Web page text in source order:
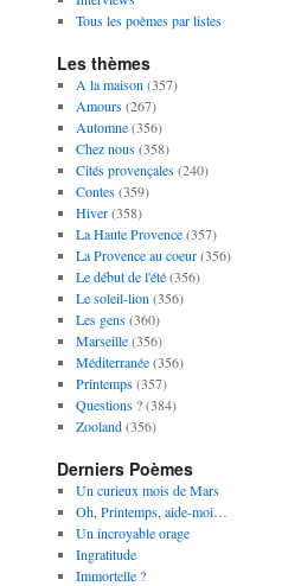
Tous les poèmes par listes
Les thèmes
A la maison (357)
Amours(267)
Automne(356)
Chez nous(358)
Cités provençales(240)
Contes(359)
Hiver(358)
La Haute Provence(357)
La Provence au coeur(356)
Le début de l'été(356)
Le soleil-lion (356)
Les gens(360)
Marseille(356)
Méditerranée(356)
Printemps(357)
Questions ?(384)
Zooland(356)
Derniers Poèmes
Un curieux mois de Mars
Oh, Printemps, aide-moi…
Un incroyable orage
Ingratitude
Immortelle ?